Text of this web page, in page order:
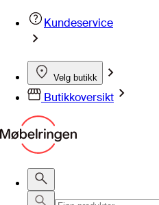
Kundeservice
Velg butikk
Butikkoversikt